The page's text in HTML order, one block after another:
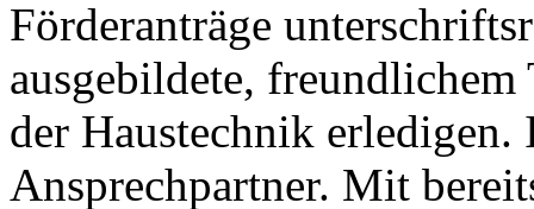
Förderanträge
ausgebildete,
der Haustechnik
Ansprechpartner. Mit